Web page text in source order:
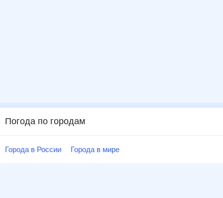
Погода по городам
Города в России Города в мире